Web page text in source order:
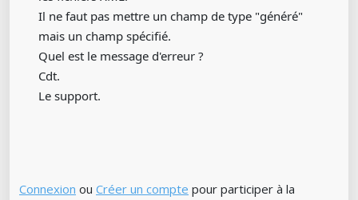
Il ne faut pas mettre un champ de type "généré"
mais un champ spécifié.
Quel est le message d'erreur ?
Cdt.
Le support.
Connexion ou Créer un compte pour participer à la